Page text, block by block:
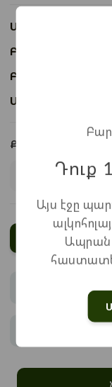
Առկայություն:
Բաժնի
Բրենդ:
Ապրանքի ID:
Քանակ:
Վճարում
Դուք
Այս էջը